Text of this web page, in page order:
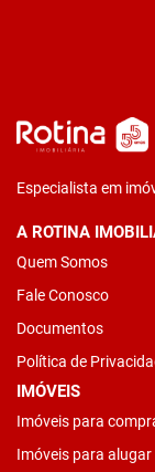
Especialista em
A ROTINA
Quem Somos
Fale Conosco
Documentos
Política de
IMÓVEIS
Imóveis para
Imóveis para alugar